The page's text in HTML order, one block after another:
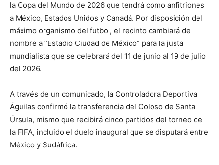
la Copa del Mundo de 2026 que tendrá como anfitriones
a México, Estados Unidos y Canadá. Por disposición del
máximo organismo del futbol, el recinto cambiará de
nombre a “Estadio Ciudad de México” para la justa
mundialista que se celebrará del 11 de junio al 19 de julio
del 2026.
A través de un comunicado, la Controladora Deportiva
Águilas confirmó la transferencia del Coloso de Santa
Úrsula, mismo que recibirá cinco partidos del torneo de
la FIFA, incluido el duelo inaugural que se disputará entre
México y Sudáfrica.